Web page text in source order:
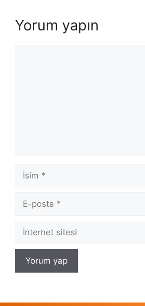
Yorum yapın